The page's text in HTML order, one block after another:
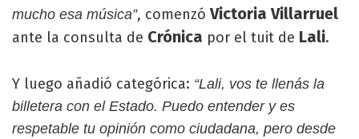
mucho esa música”, comenzó Victoria Villarruel
ante la consulta de Crónica por el tuit de Lali.
Y luego añadió categórica: “Lali, vos te llenás la
billetera con el Estado. Puedo entender y es
respetable tu opinión como ciudadana, pero desde